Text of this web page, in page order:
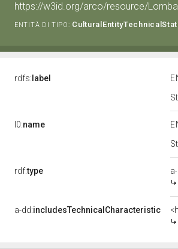
https://w3id.org/arco/resource/
ENTITÀ DI TIPO:
rdfs: label
l0:name
rdf:type
a-dd:includesTechnicalCharacteristic